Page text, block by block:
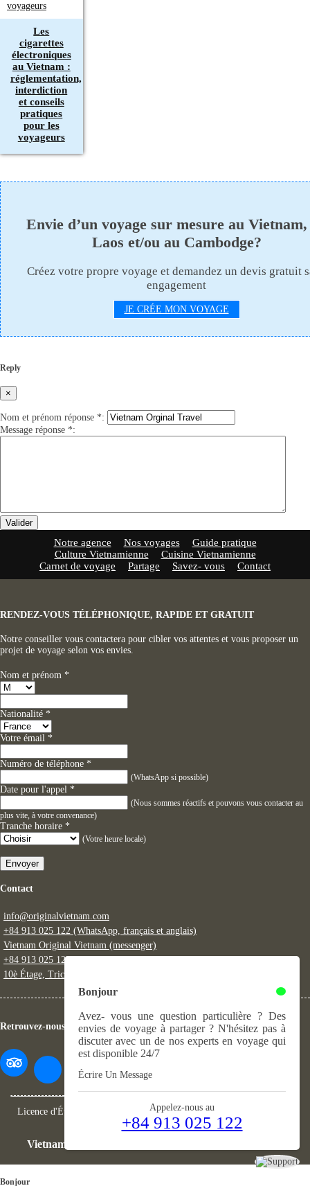
Les
cigarettes
électroniques
au Vietnam :
réglementation,
interdiction
et conseils
pratiques
pour les
voyageurs
Envie d’un voyage sur mesure au
Laos et/ou au Cambodge?
Créez votre propre voyage et demandez un devis gratuit
engagement
JE CRÉE MON VOYAGE
Reply
×
Nom et prénom réponse *:
Message réponse *:
Valider
Notre agence Nos voyages
Guide pratique
Culture Vietnamienne
Cuisine Vietnamienne
Carnet de voyage
Partage Savez- vous Contact
RENDEZ-VOUS TÉLÉPHONIQUE, RAPIDE ET GRATUIT
Notre conseiller vous contactera pour cibler vos attentes et vous proposer un
projet de voyage selon vos envies.
Nom et prénom *
Nationalité *
Votre émail *
Numéro de téléphone *
(WhatsApp si possible)
Date pour l'appel *
(Nous sommes réactifs et pouvons vous contacter au
plus vite, à votre convenance)
Tranche horaire *
(Votre heure locale)
Envoyer
Contact
info@originalvietnam.com
+84 913 025 122 (WhatsApp, français et anglais)
Vietnam Original Vietnam (messenger)
+84 913 025 122 (fixe)
10è Étage, Trico Building, 548 Nguyen Van Cu, Long Bien, Hanoi
Retrouvez-nous
Licence d'État: - Licence professionnelle:
GPLHQT
Vietnam Original Travel
Bonjour
Avez- vous une question particulière ? Des
envies de voyage à partager ? N'hésitez pas à
discuter avec un de nos experts en voyage qui
est disponible 24/7
Écrire Un Message
Appelez-nous au
+84 913 025 122
Bonjour